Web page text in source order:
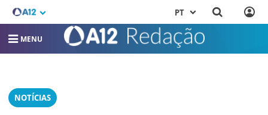
PT
MENU
NOTÍCIAS